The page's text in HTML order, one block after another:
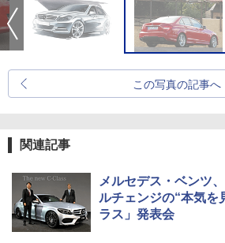
この写真の記事へ
関連記事
メルセデス・ベンツ
ルチェンジの“本気を
ラス」発表会